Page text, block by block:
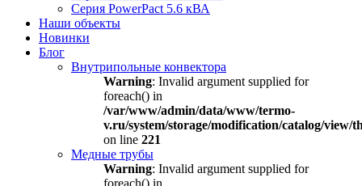
Серия PowerPact 5.6 кВА
Наши объекты
Новинки
Блог
Внутрипольные конвектора
Warning: Invalid argument supplied for
foreach() in
/var/www/admin/data/www/termo-
v.ru/system/storage/modification/catalog/view/
on line 221
Медные трубы
Warning: Invalid argument supplied for
foreach() in